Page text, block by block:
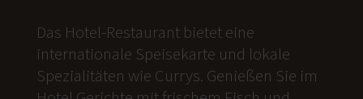
Das Hotel-Restaurant bietet eine
internationale Speisekarte und lokale
Spezialitäten wie Currys. Genießen Sie im